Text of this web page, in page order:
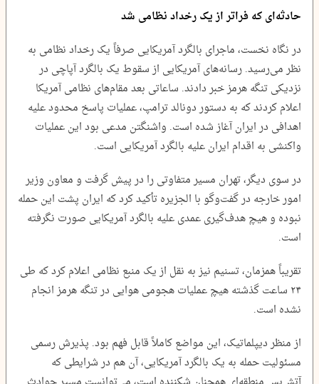
حادثه‌ای که فراتر از یک رخداد نظامی شد
در نگاه نخست، ماجرای بالگرد آمریکایی صرفاً یک رخداد نظامی به
نظر می‌رسید. رسانه‌های آمریکایی از سقوط یک بالگرد آپاچی در
نزدیکی تنگه هرمز خبر دادند. ساعاتی بعد مقام‌های نظامی آمریکا
اعلام کردند که به دستور دونالد ترامپ، عملیات پاسخ محدود علیه
اهدافی در ایران آغاز شده است. واشنگتن مدعی بود این عملیات
واکنشی به اقدام ایران علیه بالگرد آمریکایی است.
در سوی دیگر، تهران مسیر متفاوتی را در پیش گرفت و معاون وزیر
امور خارجه در گفت‌وگو با الجزیره تأکید کرد که ایران پشت این حمله
نبوده و هیچ هدف‌گیری عمدی علیه بالگرد آمریکایی صورت نگرفته
است.
تقریباً همزمان، تسنیم نیز به نقل از یک منبع نظامی اعلام کرد که طی
۲۴ ساعت گذشته هیچ عملیات هجومی هوایی در تنگه هرمز انجام
نشده است.
از منظر دیپلماتیک، این مواضع کاملاً قابل فهم بود. پذیرش رسمی
مسئولیت حمله به یک بالگرد آمریکایی، آن هم در شرایطی که